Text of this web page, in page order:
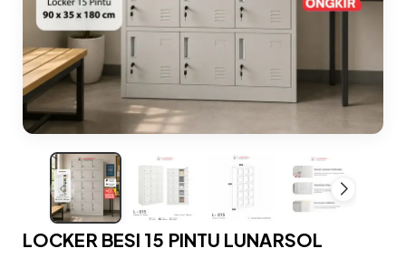
LOCKER BESI 15 PINTU LUNARSOL